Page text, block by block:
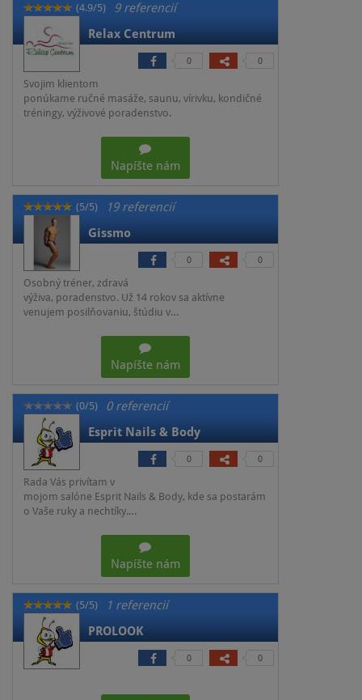
(4.9/5)
9 referencií
Relax Centrum
0 0
Svojim klientom
ponúkame ručné masáže, saunu, vírivku, kondičné
tréningy, výživové poradenstvo.
Napíšte nám
(5/5)
19 referencií
Gissmo
0 0
Osobný tréner, zdravá
výživa, poradenstvo. Už 14 rokov sa aktívne
venujem posilňovaniu, štúdiu v…
Napíšte nám
(0/5)
0 referencií
Esprit Nails & Body
0 0
Rada Vás privítam v
mojom salóne Esprit Nails & Body, kde sa postarám
o Vaše ruky a nechtíky.…
Napíšte nám
(5/5)
1 referencií
PROLOOK
0 0